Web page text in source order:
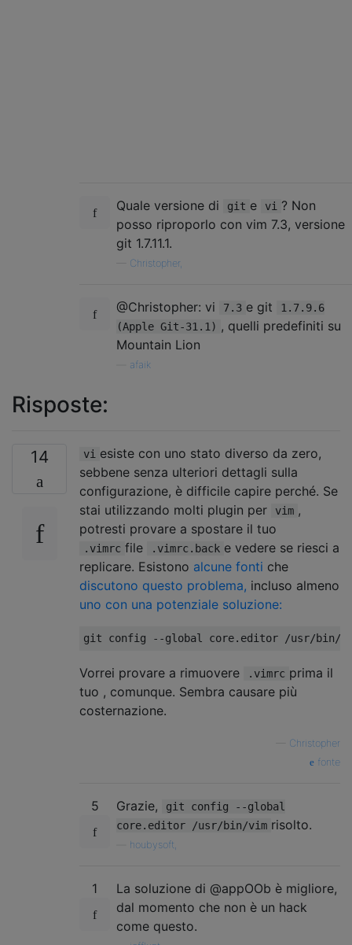
Quale versione di git e vi ? Non
posso riproporlo con vim 7.3, versione
git 1.7.11.1.
Christopher,
@Christopher: vi 7.3 e git
1.7.9.6
(Apple Git-31.1) , quelli predefiniti su
Mountain Lion
afaik
Risposte:
14 vi esiste con uno stato diverso da zero,
sebbene senza ulteriori dettagli sulla
configurazione, è difficile capire perché. Se
stai utilizzando molti plugin per
vim ,
potresti provare a spostare il tuo
.vimrc file .vimrc.back e vedere se riesci a
replicare. Esistono alcune fonti che
discutono questo problema, incluso almeno
uno con una potenziale soluzione:
git config --global core. editor /usr/bin/
Vorrei provare a rimuovere .vimrc prima il
tuo , comunque. Sembra causare più
costernazione.
Christopher
fonte
5 Grazie,
git config --global
core.editor /usr/bin/vim risolto.
houbysoft,
1
La soluzione di @appOOb è migliore,
dal momento che non è un hack
come questo.